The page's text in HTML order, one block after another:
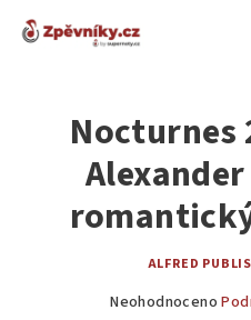
Nocturnes
ALFRED
Průměrné
Neohodnoceno